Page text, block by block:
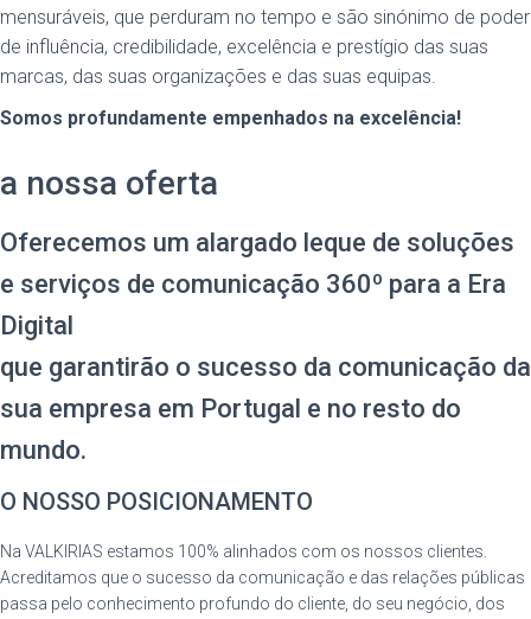
mensuráveis, que perduram no tempo e são sinónimo de poder
de influência, credibilidade, excelência e prestígio das suas
marcas, das suas organizações e das suas equipas.
Somos profundamente empenhados na excelência!
a nossa oferta
Oferecemos um alargado leque de soluções
e serviços de comunicação 360º para a Era
Digital
que garantirão o sucesso da comunicação da
sua empresa em Portugal e no resto do
mundo.
O NOSSO POSICIONAMENTO
Na VALKIRIAS estamos 100% alinhados com os nossos clientes.
Acreditamos que o sucesso da comunicação e das relações públicas
passa pelo conhecimento profundo do cliente, do seu negócio, dos